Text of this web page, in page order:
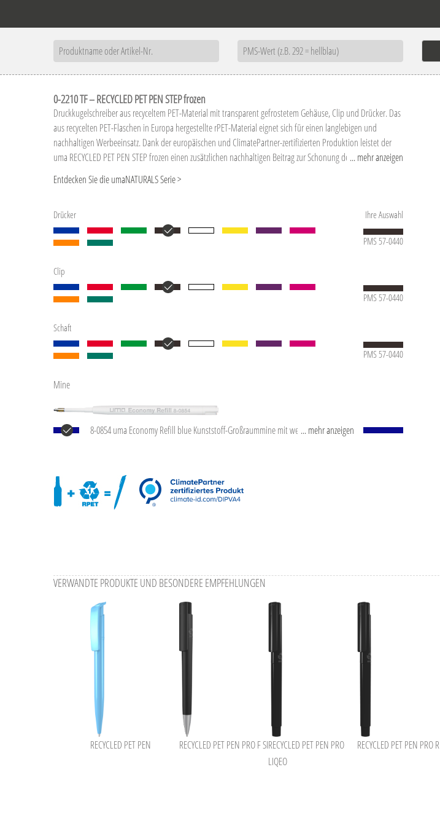
0-2210 TF – RECYCLED PET PEN STEP frozen
Druckkugelschreiber aus recyceltem PET-Material mit transparent gefrostetem Gehäuse, Clip und Drücker. Das
aus recycelten PET-Flaschen in Europa hergestellte rPET-Material eignet sich für einen langlebigen und
nachhaltigen Werbeeinsatz. Dank der europäischen und ClimatePartner-zertifizierten Produktion leistet der
uma RECYCLED PET PEN STEP frozen einen zusätzlichen nachhaltigen Beitrag zur Schonung der Umwelt.
Aufgrund der Besonderheit des Materials (recyceltes PET-Material) sind produktionstechnische
Farbschwankungen gegeben.
... mehr anzeigen
Entdecken Sie die umaNATURALS Serie >
Ihre Auswahl
Drücker
PMS 57-0440
Clip
PMS 57-0440
Schaft
PMS 57-0440
Mine
8-0854 uma Economy Refill blue Kunststoff-Großraummine mit weißem... mehr anzeigen
VERWANDTE PRODUKTE UND BESONDERE EMPFEHLUNGEN
RECYCLED PET PEN RECYCLED PET PEN PRO F SIRECYCLED PET PEN PRO
LIQEO
RECYCLED PET PEN PRO R